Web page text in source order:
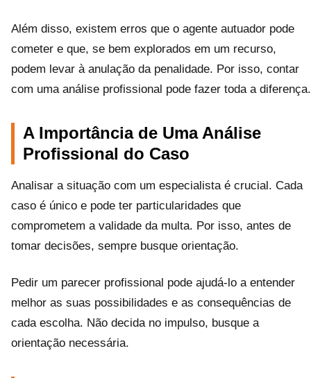
Além disso, existem erros que o agente autuador pode
cometer e que, se bem explorados em um recurso,
podem levar à anulação da penalidade. Por isso, contar
com uma análise profissional pode fazer toda a diferença.
A Importância de Uma Análise
Profissional do Caso
Analisar a situação com um especialista é crucial. Cada
caso é único e pode ter particularidades que
comprometem a validade da multa. Por isso, antes de
tomar decisões, sempre busque orientação.
Pedir um parecer profissional pode ajudá-lo a entender
melhor as suas possibilidades e as consequências de
cada escolha. Não decida no impulso, busque a
orientação necessária.